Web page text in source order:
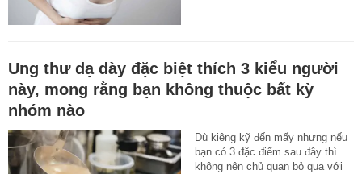
Ung thư dạ dày đặc biệt thích 3 kiểu người
này, mong rằng bạn không thuộc bất kỳ
nhóm nào
Dù kiêng kỹ đến mấy nhưng nếu
bạn có 3 đặc điểm sau đây thì
không nên chủ quan bỏ qua với